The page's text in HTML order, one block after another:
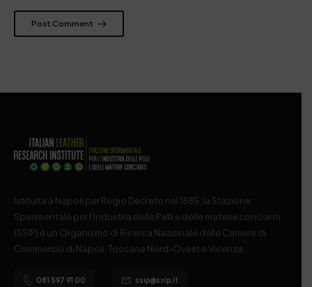
Post Comment
Istituita a Napoli per Regio Decreto nel 1885, la Stazione
Sperimentale per l’Industria delle Pelli e delle materie concianti
(SSIP) è un Organismo di Ricerca Nazionale delle Camere di
Commercio di Napoli, Toscana Nord-Ovest e Vicenza.
081 597 91 00 ssip@ssip.it